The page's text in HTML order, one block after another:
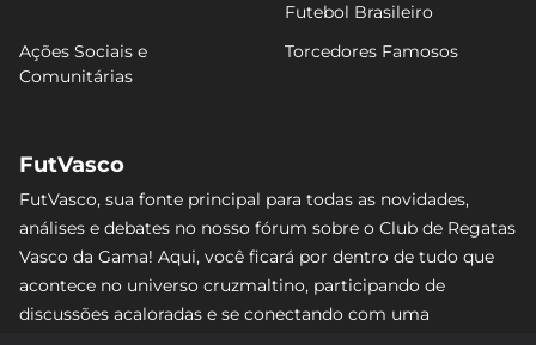
Futebol Brasileiro
Ações Sociais e
Comunitárias
Torcedores Famosos
FutVasco
FutVasco, sua fonte principal para todas as novidades,
análises e debates no nosso fórum sobre o Club de Regatas
Vasco da Gama! Aqui, você ficará por dentro de tudo que
acontece no universo cruzmaltino, participando de
discussões acaloradas e se conectando com uma